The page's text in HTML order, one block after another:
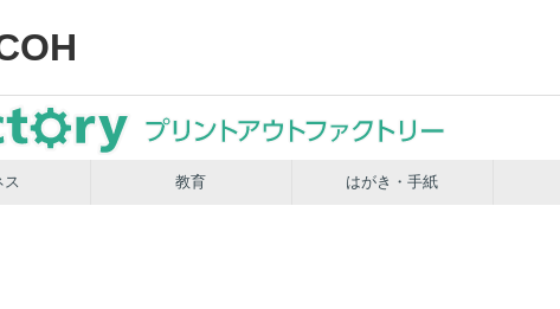
ス 教育 はがき・手紙